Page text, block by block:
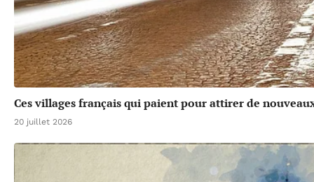
Ces villages français qui paient pour attirer de
20 juillet 2026